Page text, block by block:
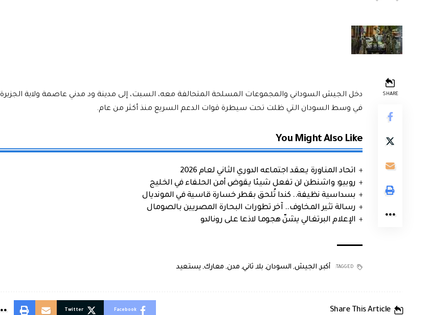
SHARE
دخل الجيش السوداني والمجموعات المسلحة المتحالفة معه، السبت، إلى مدينة ود مدني عاصمة ولاية الجزيرة
في وسط السودان التي ظلت تحت سيطرة قوات الدعم السريع منذ أكثر من عام.
You Might Also Like
اتحاد المناورة يعقد اجتماعه الدوري الثاني لعام 2026
روبيو: واشنطن لن تفعل شيئا يقوض أمن الحلفاء في الخليج
بسداسية نظيفة.. كندا تُلحق بقطر خسارة قاسية في المونديال
رسالة تثير المخاوف.. آخر تطورات البحارة المصريين بالصومال
الإعلام البرتغالي يشنّ هجوما لاذعا على رونالدو
TAGGED: أكبر, الجيش, السودان, بلا, ثاني, مدن, معارك, يستعيد
Share This Article
Facebook
Twitter